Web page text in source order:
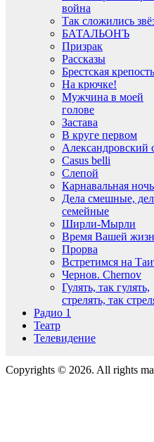
война
Так сложились
БАТАЛЬОНЪ
Призрак
Рассказы
Брестская крепость
На крючке!
Мужчина в моей
голове
Застава
В круге первом
Александровский
Casus belli
Слепой
Карнавальная
Дела смешные,
семейные
Ширли-Мырли
Время Вашей
Прорва
Встретимся на
Чернов. Chernov
Гулять, так гулять,
стрелять, так
Радио 1
Театр
Телевидение
Copyrights © 2026. All rights